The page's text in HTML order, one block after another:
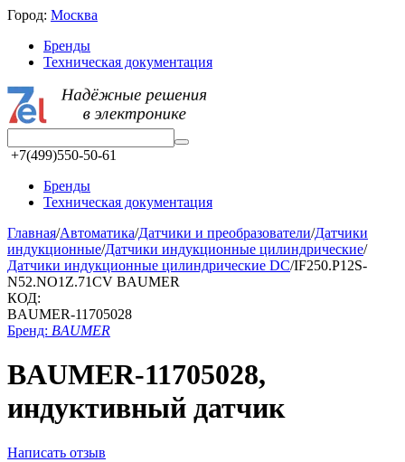
Город: Москва
Бренды
Техническая документация
+7(499)550-50-61
Бренды
Техническая документация
Главная/Автоматика/Датчики и преобразователи/Датчики
индукционные/Датчики индукционные цилиндрические/
Датчики индукционные цилиндрические DC/IF250.P12S-
N52.NO1Z.71CV BAUMER
КОД:
BAUMER-11705028
Бренд: BAUMER
BAUMER-11705028,
индуктивный датчик
Написать отзыв